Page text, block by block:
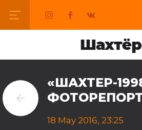
«ШАХТЕР-
18 May 2016, 23:25